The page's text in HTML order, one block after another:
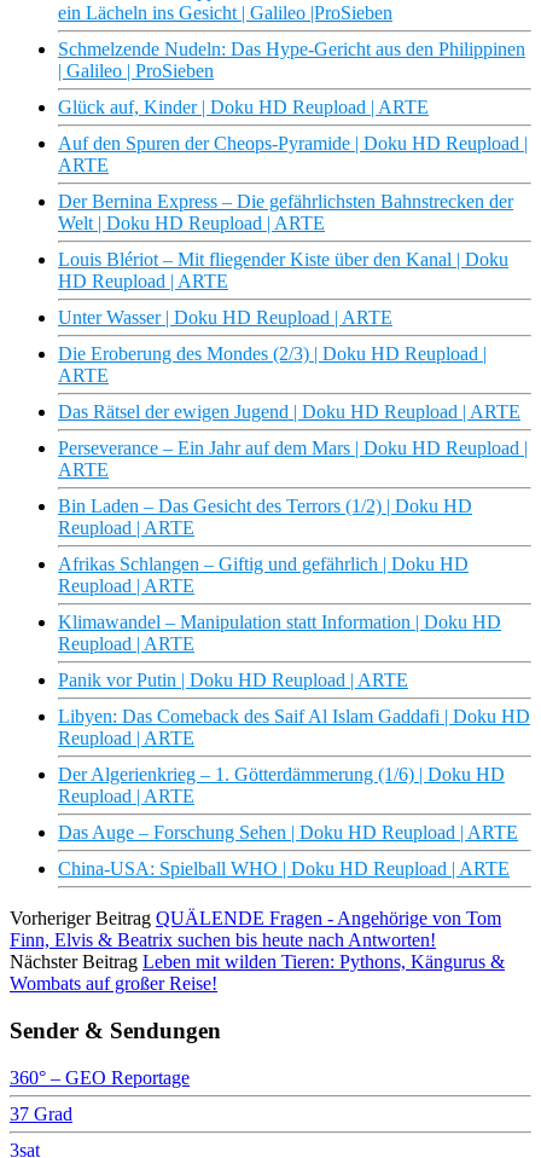
ein Lächeln ins Gesicht | Galileo |ProSieben
Schmelzende Nudeln: Das Hype-Gericht aus den Philippinen
| Galileo | ProSieben
Glück auf, Kinder | Doku HD Reupload | ARTE
Auf den Spuren der Cheops-Pyramide | Doku HD Reupload |
ARTE
Der Bernina Express – Die gefährlichsten Bahnstrecken der
Welt | Doku HD Reupload | ARTE
Louis Blériot – Mit fliegender Kiste über den Kanal | Doku
HD Reupload | ARTE
Unter Wasser | Doku HD Reupload | ARTE
Die Eroberung des Mondes (2/3) | Doku HD Reupload |
ARTE
Das Rätsel der ewigen Jugend | Doku HD Reupload | ARTE
Perseverance – Ein Jahr auf dem Mars | Doku HD Reupload |
ARTE
Bin Laden – Das Gesicht des Terrors (1/2) | Doku HD
Reupload | ARTE
Afrikas Schlangen – Giftig und gefährlich | Doku HD
Reupload | ARTE
Klimawandel – Manipulation statt Information | Doku HD
Reupload | ARTE
Panik vor Putin | Doku HD Reupload | ARTE
Libyen: Das Comeback des Saif Al Islam Gaddafi | Doku HD
Reupload | ARTE
Der Algerienkrieg – 1. Götterdämmerung (1/6) | Doku HD
Reupload | ARTE
Das Auge – Forschung Sehen | Doku HD Reupload | ARTE
China-USA: Spielball WHO | Doku HD Reupload | ARTE
Vorheriger Beitrag QUÄLENDE Fragen - Angehörige von Tom
Finn, Elvis & Beatrix suchen bis heute nach Antworten!
Nächster Beitrag Leben mit wilden Tieren: Pythons, Kängurus &
Wombats auf großer Reise!
Sender & Sendungen
360° – GEO Reportage
37 Grad
3sat